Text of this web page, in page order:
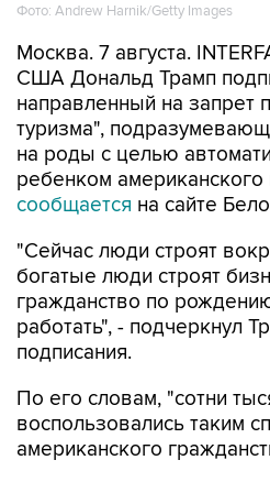
Фото: Andrew Harnik/Getty Images
Москва. 7 августа.
США Дональд Трамп
направленный на запрет
туризма",
на роды с целью
ребенком американского
сообщается на сайте
"Сейчас люди строят
богатые люди строят
гражданство по
работать", - подчеркнул
подписания.
По его словам, "сотни
воспользовались таким
американского